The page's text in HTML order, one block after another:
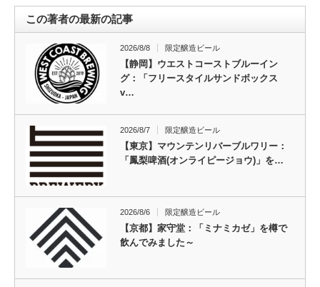
この著者の最新の記事
2026/8/8 限定醸造ビール
【静岡】ウエストコーストブルーイン
グ：「フリースタイルサンドボックス
v…
2026/8/7 限定醸造ビール
【東京】マウンテンリバーブルワリー：
「鳳梨啤酒(オンライピージョウ)」を…
2026/8/6 限定醸造ビール
【京都】家守堂：「ミナミカゼ」を樽で
飲んでみました～